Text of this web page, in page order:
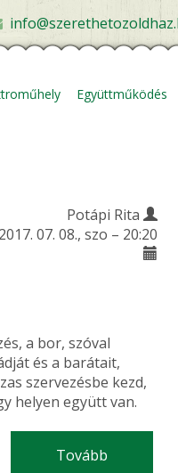
Együttműködés
Potápi Rita
2017. 07. 08., szo – 20:20
a bor, szóval
és a barátait,
szervezésbe kezd,
helyen együtt van.
Tovább